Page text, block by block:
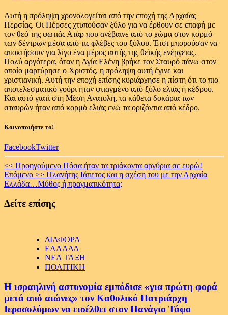
Αυτή η πρόληψη χρονολογείται από την εποχή της Αρχαίας
Περσίας. Οι Πέρσες χτυπούσαν ξύλο για να έρθουν σε επαφή με
τον θεό της φωτιάς Ατάρ που ανέβαινε από το χώμα στον κορμό
των δέντρων μέσα από τις φλέβες του ξύλου. Έτσι μπορούσαν να
αποκτήσουν για λίγο ένα μέρος αυτής της θεϊκής ενέργειας.
Πολύ αργότερα, όταν η Αγία Ελένη βρήκε τον Σταυρό πάνω στον
οποίο μαρτύρησε ο Χριστός, η πρόληψη αυτή έγινε και
χριστιανική. Αυτή την εποχή επίσης κυριάρχησε η πίστη ότι το πιο
αποτελεσματικό γούρι ήταν φτιαγμένο από ξύλο ελιάς ή κέδρου.
Και αυτό γιατί στη Μέση Ανατολή, τα κάθετα δοκάρια των
σταυρών ήταν από κορμό ελιάς ενώ τα οριζόντια από κέδρο.
Κοινοποιήστε το!
FacebookTwitter
Continue
Reading
<< Προηγούμενο Πόσα ήταν τα τριάκοντα αργύρια σε ευρώ!
Επόμενο >> Πλανήτης Ιάπετος και η σχέση του με την Αρχαία
Ελλάδα…Μύθος ή πραγματικότητα;
Δείτε επίσης
ΔΙΑΦΟΡΑ
ΕΛΛΑΔΑ
ΝΕΑ ΤΑΞΗ
ΠΟΛΙΤΙΚΗ
Η ισραηλινή αστυνομία εμπόδισε «για πρώτη φορά
μετά από αιώνες» τον Καθολικό Πατριάρχη
Ιεροσολύμων να εισέλθει στον Πανάγιο Τάφο